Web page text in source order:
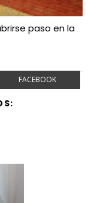
paso en la
FACEBOOK